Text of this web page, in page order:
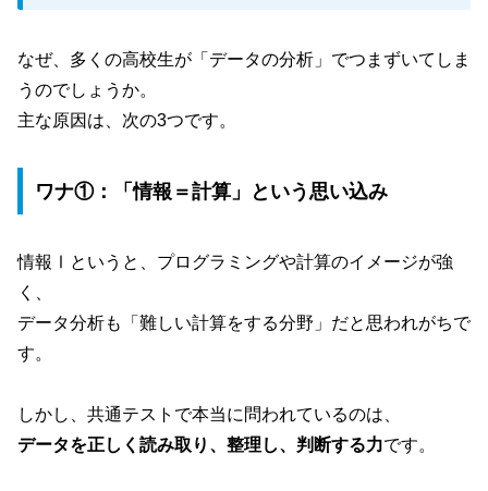
なぜ、多くの高校生が「データの分析」でつまずいてしま
うのでしょうか。
主な原因は、次の3つです。
ワナ①：「情報＝計算」という思い込み
情報Ⅰというと、プログラミングや計算のイメージが強
く、
データ分析も「難しい計算をする分野」だと思われがちで
す。
しかし、共通テストで本当に問われているのは、
データを正しく読み取り、整理し、判断する力です。